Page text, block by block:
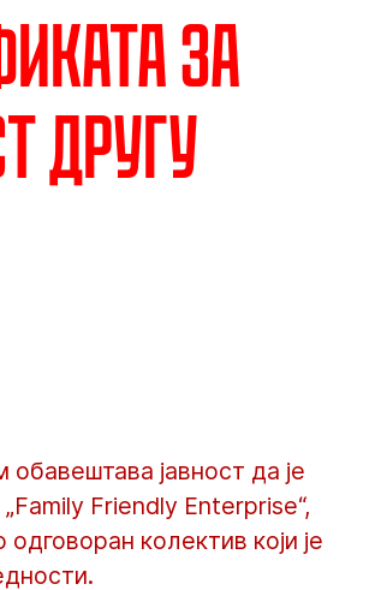
за
другу
јавност да је
Friendly Enterprise“,
колектив који је